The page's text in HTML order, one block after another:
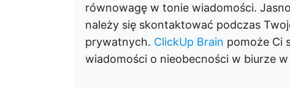
równowagę w tonie wiadomości.
należy się skontaktować podczas
prywatnych. ClickUp Brain pomoże Ci
wiadomości o nieobecności w biurze